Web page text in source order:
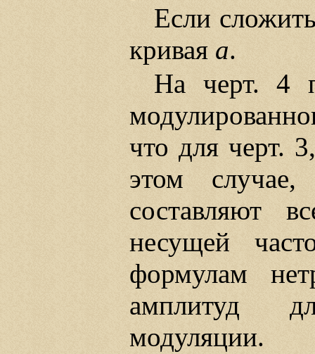
Если
кривая а.
На черт. 4
что для черт.
этом
составляют
несущей
формулам
амплитуд
модуляции.